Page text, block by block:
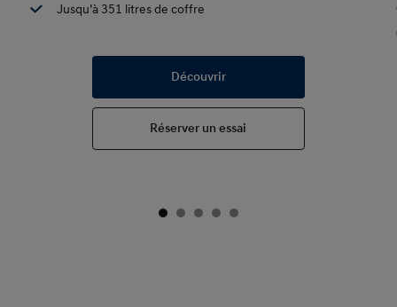
Jusqu’à 351 litres de coffre
Découvrir
Réserver un essai